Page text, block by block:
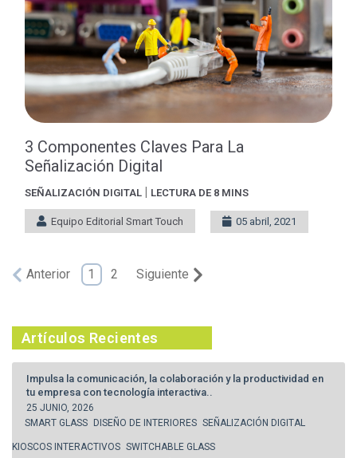
Artículos Recientes
Impulsa la comunicación, la colaboración y la productividad en
tu empresa con tecnología interactiva..
25 JUNIO, 2026
SMART GLASS DISEÑO DE INTERIORES SEÑALIZACIÓN DIGITAL
KIOSCOS INTERACTIVOS SWITCHABLE GLASS
3 Componentes Claves Para La
Señalización Digital
SEÑALIZACIÓN DIGITAL | LECTURA DE 8 MINS
Equipo Editorial Smart Touch 05 abril, 2021
Anterior 1 2 Siguiente